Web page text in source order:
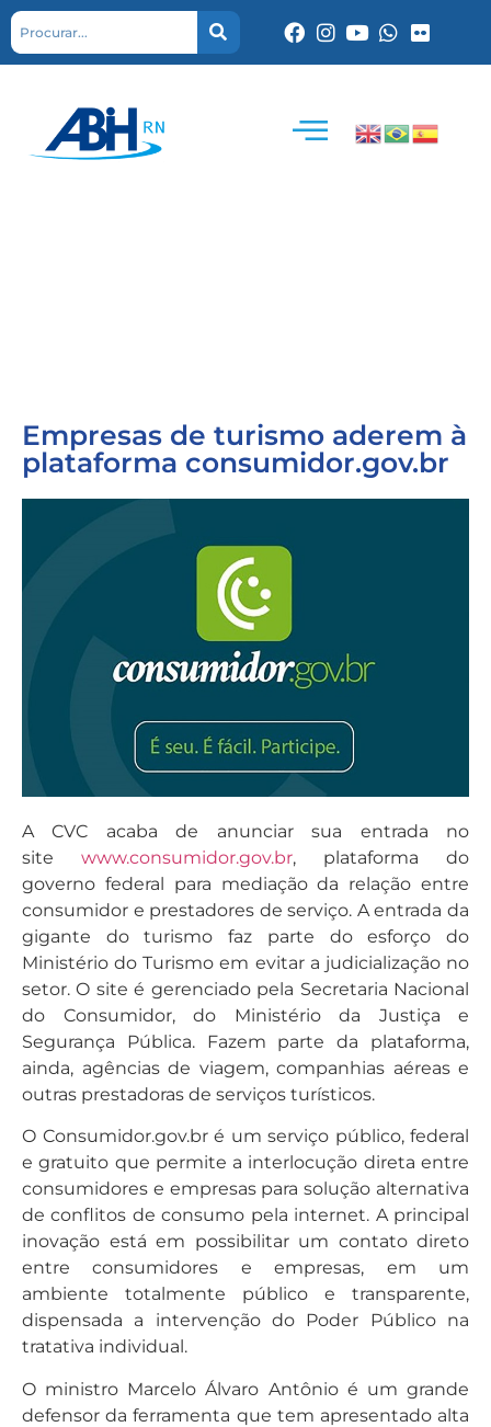
Empresas de turismo aderem à
plataforma consumidor.gov.br
A CVC acaba de anunciar sua entrada no
site www.consumidor.gov.br, plataforma do
governo federal para mediação da relação entre
consumidor e prestadores de serviço. A entrada da
gigante do turismo faz parte do esforço do
Ministério do Turismo em evitar a judicialização no
setor. O site é gerenciado pela Secretaria Nacional
do Consumidor, do Ministério da Justiça e
Segurança Pública. Fazem parte da plataforma,
ainda, agências de viagem, companhias aéreas e
outras prestadoras de serviços turísticos.
O Consumidor.gov.br é um serviço público, federal
e gratuito que permite a interlocução direta entre
consumidores e empresas para solução alternativa
de conflitos de consumo pela internet. A principal
inovação está em possibilitar um contato direto
entre consumidores e empresas, em um
ambiente totalmente público e transparente,
dispensada a intervenção do Poder Público na
tratativa individual.
O ministro Marcelo Álvaro Antônio é um grande
defensor da ferramenta que tem apresentado alta